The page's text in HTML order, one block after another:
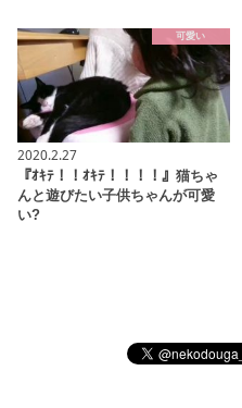
可愛い
2020.2.27
『ｵｷﾃ！！ｵｷﾃ！！！！』猫ちゃ
んと遊びたい子供ちゃんが可愛
い?